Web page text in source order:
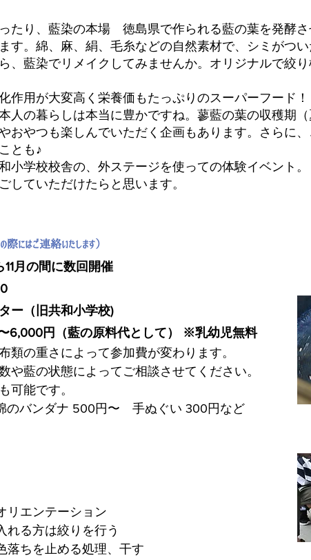
たり、藍染の本場 徳島県で作られる藍の葉を発酵さ
す。綿、麻、絹、毛糸などの自然素材で、シミがつ
、藍染でリメイクしてみませんか。オリジナルで絞
作用が大変高く栄養価もたっぷりのスーパーフード
人の暮らしは本当に豊かですね。蓼藍の葉の収穫期
おやつも楽しんでいただく企画もあります。さらに
とも♪
小学校校舎の、外ステージを使っての体験イベント。
していただけたらと思います。
はご連絡いたします）
11月の間に数回開催
ー（旧共和小学校)
6,000円（藍の原料代として） ※乳幼児無料
類の重さによって参加費が変わります。
藍の状態によってご相談させてください。
可能です。
バンダナ 500円〜 手ぬぐい 300円など
エンテーション
る方は絞りを行う
ちを止める処理、干す